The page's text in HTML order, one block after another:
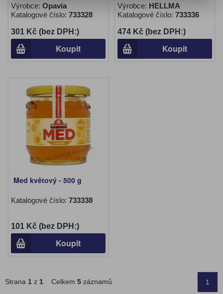
Výrobce: Opavia
Katalogové číslo: 733328
301 Kč (bez DPH:)
Koupit
Výrobce: HELLMA
Katalogové číslo: 733336
474 Kč (bez DPH:)
Koupit
Med květový - 500 g
Katalogové číslo: 733338
101 Kč (bez DPH:)
Koupit
Strana 1 z 1 Celkem 5 záznamů 1